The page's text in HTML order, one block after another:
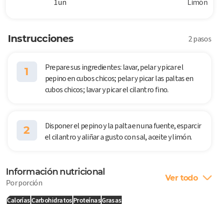
1 un Limón
Instrucciones 2 pasos
1
Prepare sus ingredientes: lavar, pelar y picar el
pepino en cubos chicos; pelar y picar las paltas en
cubos chicos; lavar y picar el cilantro fino.
2
Disponer el pepino y la palta en una fuente, esparcir
el cilantro y aliñar a gusto con sal, aceite y limón.
Información nutricional
Por porción Ver todo
Calorías Carbohidratos ProteínasGrasas